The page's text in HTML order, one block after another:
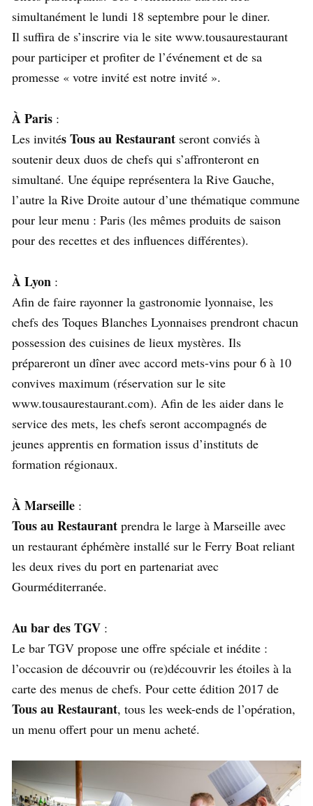
simultanément le lundi 18 septembre pour le diner.
Il suffira de s’inscrire via le site www.tousaurestaurant
pour participer et profiter de l’événement et de sa
promesse « votre invité est notre invité ».
À Paris :
Les invités Tous au Restaurant seront conviés à
soutenir deux duos de chefs qui s’affronteront en
simultané. Une équipe représentera la Rive Gauche,
l’autre la Rive Droite autour d’une thématique commune
pour leur menu : Paris (les mêmes produits de saison
pour des recettes et des influences différentes).
À Lyon :
Afin de faire rayonner la gastronomie lyonnaise, les
chefs des Toques Blanches Lyonnaises prendront chacun
possession des cuisines de lieux mystères. Ils
prépareront un dîner avec accord mets-vins pour 6 à 10
convives maximum (réservation sur le site
www.tousaurestaurant.com). Afin de les aider dans le
service des mets, les chefs seront accompagnés de
jeunes apprentis en formation issus d’instituts de
formation régionaux.
À Marseille :
Tous au Restaurant prendra le large à Marseille avec
un restaurant éphémère installé sur le Ferry Boat reliant
les deux rives du port en partenariat avec
Gourméditerranée.
Au bar des TGV :
Le bar TGV propose une offre spéciale et inédite :
l’occasion de découvrir ou (re)découvrir les étoiles à la
carte des menus de chefs. Pour cette édition 2017 de
Tous au Restaurant, tous les week-ends de l’opération,
un menu offert pour un menu acheté.